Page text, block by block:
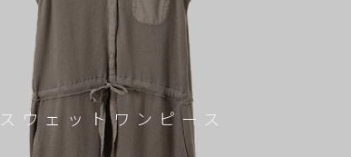
スウェットワンピース